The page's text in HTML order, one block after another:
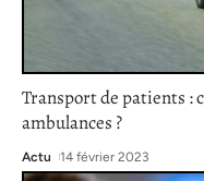
Transport de patients :
ambulances ?
Actu 14 février 2023